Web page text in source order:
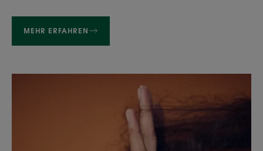
MEHR ERFAHREN